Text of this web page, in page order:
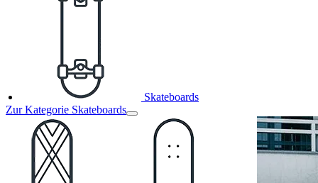
Skateboards
Zur Kategorie Skateboards